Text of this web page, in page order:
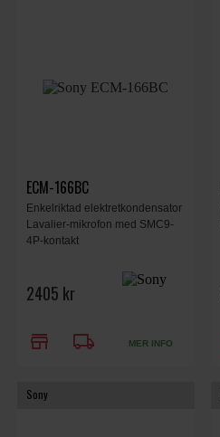
ECM-166BC
Enkelriktad elektretkondensator
Lavalier-mikrofon med SMC9-
4P-kontakt
2405 kr
store local_shipping MER INFO
Sony